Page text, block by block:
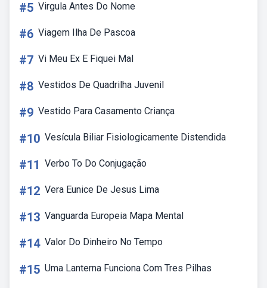
#5 Virgula Antes Do Nome
#6 Viagem Ilha De Pascoa
#7 Vi Meu Ex E Fiquei Mal
#8 Vestidos De Quadrilha Juvenil
#9 Vestido Para Casamento Criança
#10 Vesícula Biliar Fisiologicamente Distendida
#11 Verbo To Do Conjugação
#12 Vera Eunice De Jesus Lima
#13 Vanguarda Europeia Mapa Mental
#14 Valor Do Dinheiro No Tempo
#15 Uma Lanterna Funciona Com Tres Pilhas